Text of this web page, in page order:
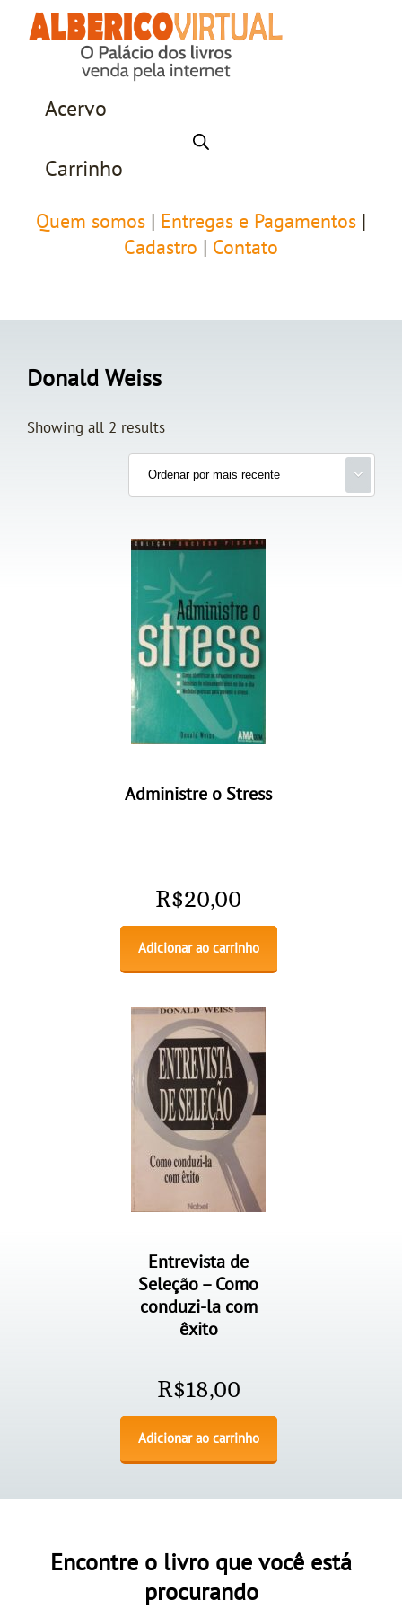
Acervo
Carrinho
Quem somos Entregas e Pagamentos
Cadastro
Contato
Donald Weiss
Showing all 2 results
Administre o Stress
R$20,00
Adicionar ao carrinho
Entrevista de
Seleção – Como
conduzi-la com
êxito
R$18,00
Adicionar ao carrinho
Encontre o livro que você está
procurando